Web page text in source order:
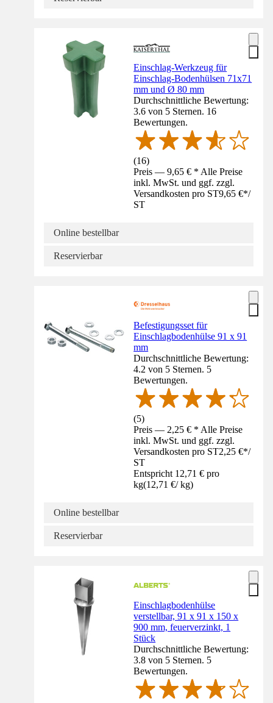
Einschlag-Werkzeug für
Einschlag-Bodenhülsen 71x71
mm und Ø 80 mm
Durchschnittliche Bewertung:
3.6 von 5 Sternen. 16
Bewertungen.
(16)
Preis — 9,65 € * Alle Preise
inkl. MwSt. und ggf. zzgl.
Versandkosten pro ST9,65 €*/
ST
Online bestellbar
Reservierbar
Befestigungsset für
Einschlagbodenhülse 91 x 91
mm
Durchschnittliche Bewertung:
4.2 von 5 Sternen. 5
Bewertungen.
(5)
Preis — 2,25 € * Alle Preise
inkl. MwSt. und ggf. zzgl.
Versandkosten pro ST2,25 €*/
ST
Entspricht 12,71 € pro
kg(12,71 €/ kg)
Online bestellbar
Reservierbar
Einschlagbodenhülse
verstellbar, 91 x 91 x 150 x
900 mm, feuerverzinkt, 1
Stück
Durchschnittliche Bewertung:
3.8 von 5 Sternen. 5
Bewertungen.